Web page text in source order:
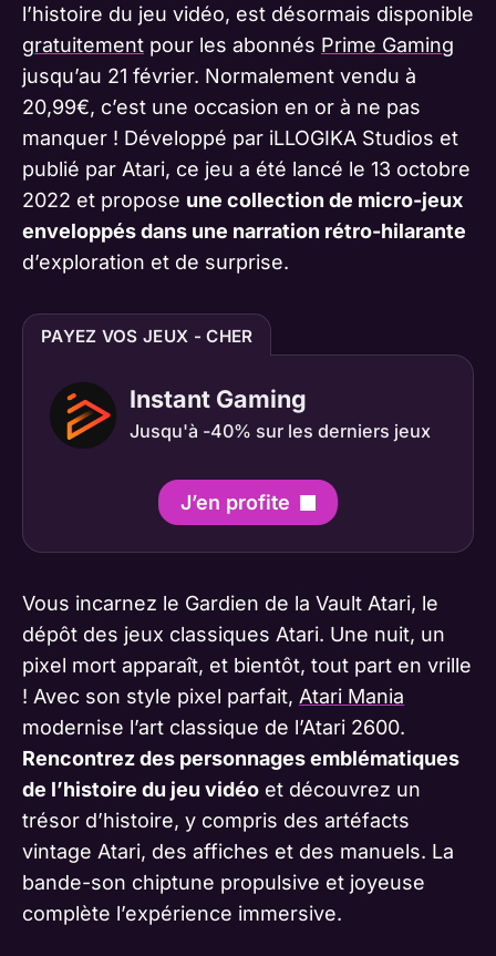
l’histoire du jeu vidéo, est désormais disponible
gratuitement pour les abonnés Prime Gaming
jusqu’au 21 février. Normalement vendu à
20,99€, c’est une occasion en or à ne pas
manquer ! Développé par iLLOGIKA Studios et
publié par Atari, ce jeu a été lancé le 13 octobre
2022 et propose une collection de micro-jeux
enveloppés dans une narration rétro-hilarante
d’exploration et de surprise.
PAYEZ VOS JEUX - CHER
Instant Gaming
Jusqu'à -40% sur les derniers jeux
J’en profite
Vous incarnez le Gardien de la Vault Atari, le
dépôt des jeux classiques Atari. Une nuit, un
pixel mort apparaît, et bientôt, tout part en vrille
! Avec son style pixel parfait, Atari Mania
modernise l’art classique de l’Atari 2600.
Rencontrez des personnages emblématiques
de l’histoire du jeu vidéo et découvrez un
trésor d’histoire, y compris des artéfacts
vintage Atari, des affiches et des manuels. La
bande-son chiptune propulsive et joyeuse
complète l’expérience immersive.